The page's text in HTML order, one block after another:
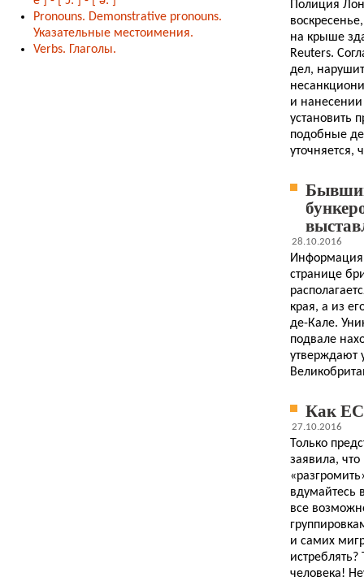
Pronouns. Demonstrative pronouns.
Указательные местоимения.
Verbs. Глаголы.
Полиция
на крыше
Reuters.
дел,
и
установить
подобные
уточняется,
28.10.2016
Информация
странице
края, а из
де-Кале.
подвале
утверждают
Как
27.10.2016
Только
заявила,
вдумайтесь
все
и самих
человека!